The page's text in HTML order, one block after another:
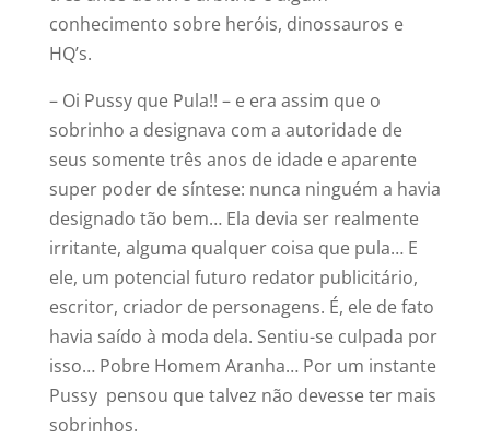
conhecimento sobre heróis, dinossauros e
HQ’s.
– Oi Pussy que Pula!! – e era assim que o
sobrinho a designava com a autoridade de
seus somente três anos de idade e aparente
super poder de síntese: nunca ninguém a havia
designado tão bem… Ela devia ser realmente
irritante, alguma qualquer coisa que pula… E
ele, um potencial futuro redator publicitário,
escritor, criador de personagens. É, ele de fato
havia saído à moda dela. Sentiu-se culpada por
isso… Pobre Homem Aranha… Por um instante
Pussy pensou que talvez não devesse ter mais
sobrinhos.